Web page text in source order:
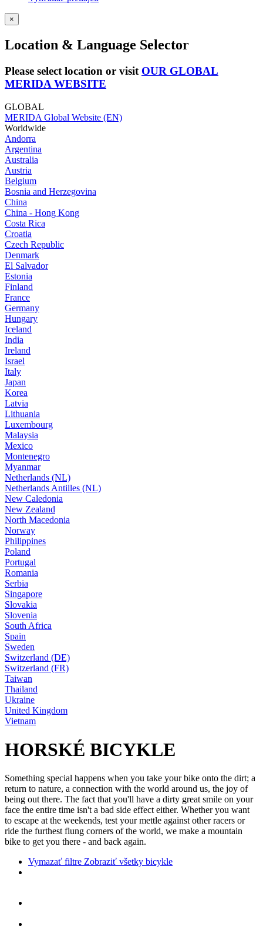
×
Location & Language Selector
Please select location or visit OUR GLOBAL
MERIDA WEBSITE
GLOBAL
MERIDA Global Website (EN)
Worldwide
Andorra
Argentina
Australia
Austria
Belgium
Bosnia and Herzegovina
China
China - Hong Kong
Costa Rica
Croatia
Czech Republic
Denmark
El Salvador
Estonia
Finland
France
Germany
Hungary
Iceland
India
Ireland
Israel
Italy
Japan
Korea
Latvia
Lithuania
Luxembourg
Malaysia
Mexico
Montenegro
Myanmar
Netherlands (NL)
Netherlands Antilles (NL)
New Caledonia
New Zealand
North Macedonia
Norway
Philippines
Poland
Portugal
Romania
Serbia
Singapore
Slovakia
Slovenia
South Africa
Spain
Sweden
Switzerland (DE)
Switzerland (FR)
Taiwan
Thailand
Ukraine
United Kingdom
Vietnam
HORSKÉ BICYKLE
Something special happens when you take your bike onto the dirt; a
return to nature, a connection with the world around us, the joy of
being out there. The fact that you'll have a dirty great smile on your
face the entire time isn't a bad side effect either. Whether you want
to escape at the weekends, test your mettle against other racers or
ride the furthest flung corners of the world, we make a mountain
bike to get you there - and back again.
Vymazať filtre Zobraziť všetky bicykle